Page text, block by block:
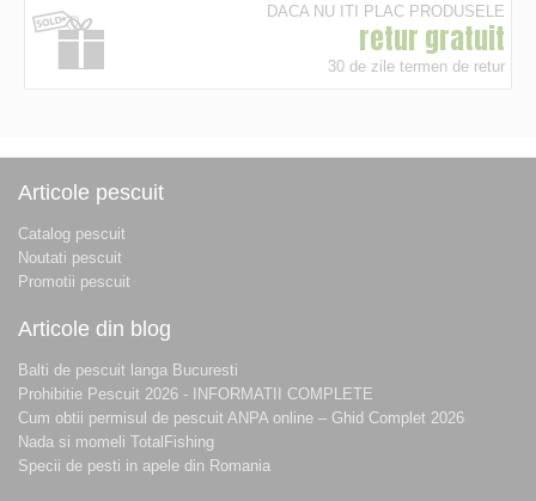
DACA NU ITI PLAC PRODUSELE
retur gratuit
30 de zile termen de retur
Articole pescuit
Catalog pescuit
Noutati pescuit
Promotii pescuit
Articole din blog
Balti de pescuit langa Bucuresti
Prohibitie Pescuit 2026 - INFORMATII COMPLETE
Cum obtii permisul de pescuit ANPA online – Ghid Complet 2026
Nada si momeli TotalFishing
Specii de pesti in apele din Romania